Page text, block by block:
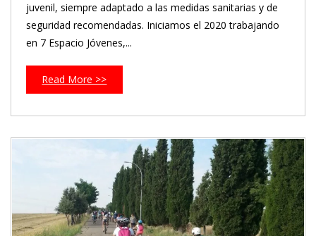
juvenil, siempre adaptado a las medidas sanitarias y de
seguridad recomendadas. Iniciamos el 2020 trabajando
en 7 Espacio Jóvenes,...
Read More >>